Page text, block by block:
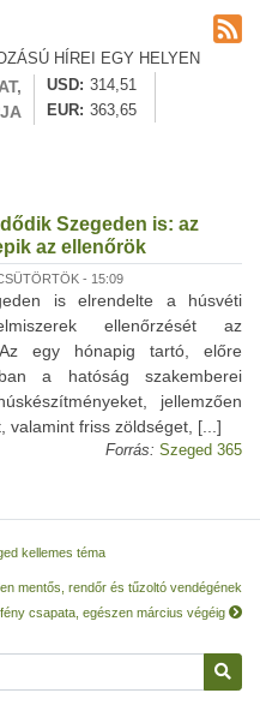
HÍREI EGY HELYEN
USD
314,51
EUR
363,65
Szegeden is: az
az ellenőrök
- 15:09
is elrendelte a húsvéti
ellenőrzését az
Az egy hónapig tartó, előre
a hatóság szakemberei
jellemzően
valamint friss zöldséget, [...]
Forrás: Szeged 365
kellemes téma
mentős, rendőr és tűzoltó vendégének
csapata, egészen március végéig